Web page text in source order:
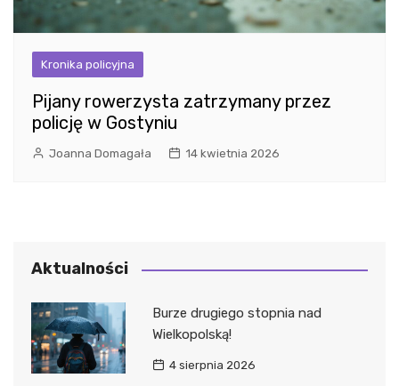
Kronika policyjna
Pijany rowerzysta zatrzymany przez
policję w Gostyniu
Joanna Domagała 14 kwietnia 2026
Aktualności
Burze drugiego stopnia nad
Wielkopolską!
4 sierpnia 2026